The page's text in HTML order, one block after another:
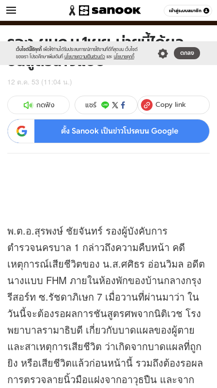
เข้าสู่ระบบสมาชิก
ข่าว หมวดอื่นๆ
เว็บไซต์นี้ใช้คุกกี้ เพื่อให้ท่านได้รับประสบการณ์การใช้งานที่ดีที่สุดบน เว็บไซต์
ของเรา โปรดศึกษาเพิ่มเติมที่ นโยบายความเป็นส่วนตัว และ นโยบายคุกกี้
ตกลง
Sanook
//s.isanook.com/sr/0/images/logo-
new-
sanook.png
600
60
รอง ผบก.น.1เผย บ่ายนี้ได้ผล
ชันสูตรนางแบบ
12 ต.ค. 53 (11:04 น.)
กดฟัง แชร์ Copy link
ตั้ง Sanook เป็นข่าวโปรดบน Google
พ.ต.อ.สุรพงษ์ ชัยจันทร์ รองผู้บังคับการ
ตำรวจนครบาล 1 กล่าวถึงความคืบหน้า คดี
เหตุการณ์เสียชีวิตของ น.ส.ศศิธร อ่อนวิมล อดีต
นางแบบ FHM ภายในห้องพักของบ้านกลางกรุง
รีสอร์ท ซ.รัชดาภิเษก 7 เมื่อวานที่ผ่านมาว่า ใน
วันนี้จะต้องรอผลการชันสูตรศพจากนิติเวช โรง
พยาบาลรามาธิบดี เกี่ยวกับบาดแผลของผู้ตาย
และสาเหตุการเสียชีวิต ว่าเกิดจากบาดแผลที่ถูก
ยิง หรือเสียชีวิตแล้วก่อนหน้านี้ รวมถึงต้องรอผล
การตรวจลายนิ้วมือแฝงจากอาวุธปืน และจาก